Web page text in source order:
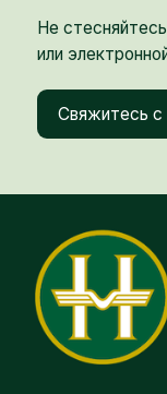
Не
или
Свяжитесь с